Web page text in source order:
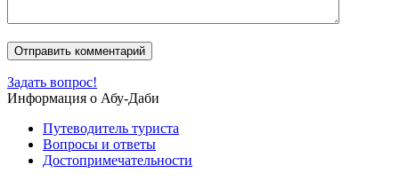
Задать вопрос!
Информация о Абу-Даби
Путеводитель туриста
Вопросы и ответы
Достопримечательности